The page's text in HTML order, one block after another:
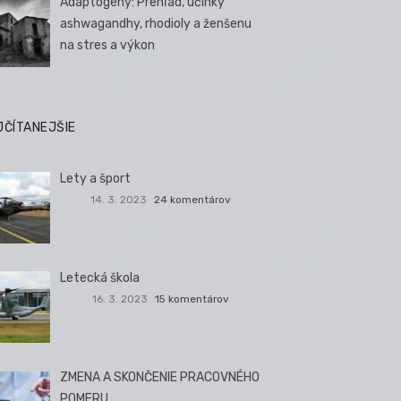
ashwagandhy, rhodioly a ženšenu
na stres a výkon
Lety a šport
14. 3. 2023 24 komentárov
Letecká škola
16. 3. 2023 15 komentárov
ZMENA A SKONČENIE PRACOVNÉHO